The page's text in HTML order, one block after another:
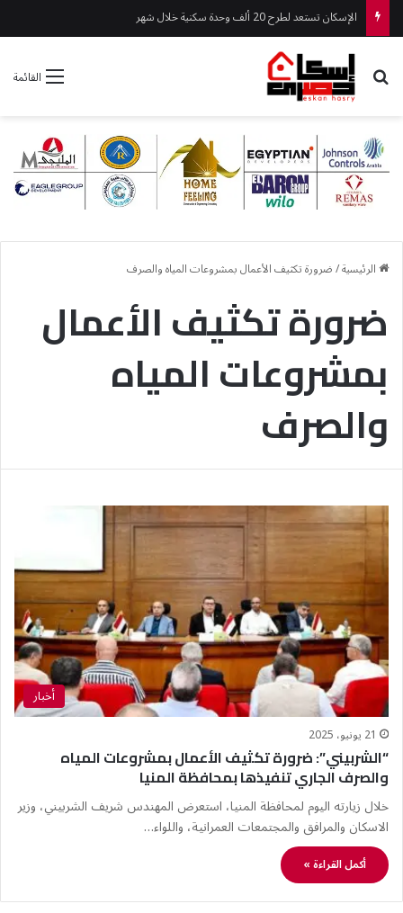
الإسكان تستعد لطرح 20 ألف وحدة سكنية خلال شهر
القائمة بحث عن
الرئيسية/ضرورة تكثيف الأعمال بمشروعات المياه والصرف
ضرورة تكثيف الأعمال
بمشروعات المياه
والصرف
أخبار
21 يونيو، 2025
“الشربيني”: ضرورة تكثيف الأعمال بمشروعات المياه
والصرف الجاري تنفيذها بمحافظة المنيا
خلال زيارته اليوم لمحافظة المنيا، استعرض المهندس شريف الشربيني، وزير
الاسكان والمرافق والمجتمعات العمرانية، واللواء…
أكمل القراءة »